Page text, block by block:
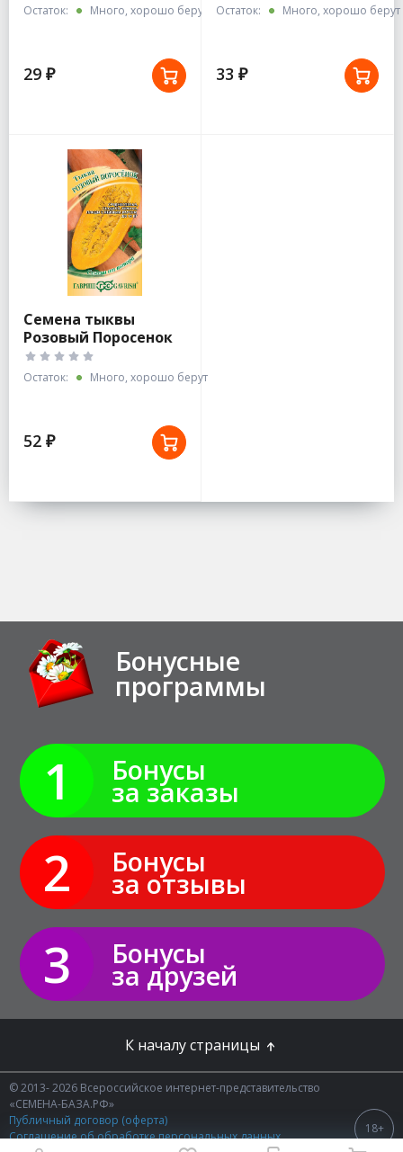
Остаток: Много, хорошо берут
29 ₽
Остаток: Много, хорошо берут
33 ₽
Семена тыквы
Розовый Поросенок
Остаток: Много, хорошо берут
52 ₽
Бонусные
программы
1 Бонусы
за заказы
2 Бонусы
за отзывы
3 Бонусы
за друзей
К началу страницы
© 2013- 2026 Всероссийское интернет-представительство
«СЕМЕНА-БАЗА.РФ»
Публичный договор (оферта)
Соглашение об обработке персональных данных
18+